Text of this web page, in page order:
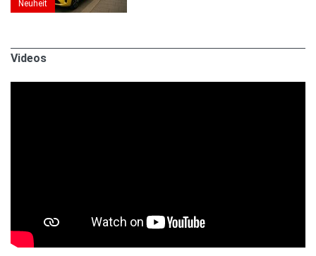
Neuheit
Videos